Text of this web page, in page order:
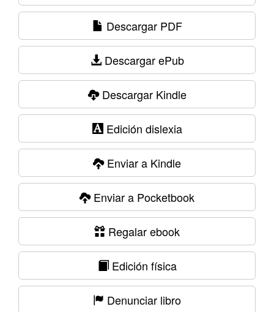
Descargar PDF
Descargar ePub
Descargar Kindle
Edición dislexia
Enviar a Kindle
Enviar a Pocketbook
Regalar ebook
Edición física
Denunciar libro